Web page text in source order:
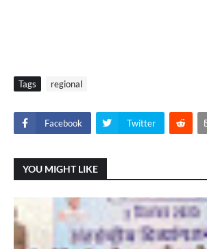
Tags regional
Facebook Twitter
YOU MIGHT LIKE